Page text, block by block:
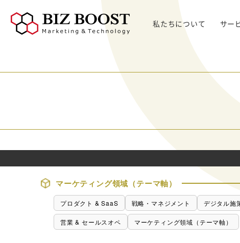
私たちについて サー
コンサルティングサ
リード獲得
展示会トータル支
援サービス
ウェビナー運用代
行サービス
セールス
メルマガ制作配信
代行
セミナ
BtoB
BtoBの
ウェビナー支援
トレ
化形
戦略・マネジメント
営業 & セールスオペ
マーケティング領域（テーマ軸）
プロダクト & SaaS 戦略・マネジメント デジタル施
営業 & セールスオペ マーケティング領域（テーマ軸）